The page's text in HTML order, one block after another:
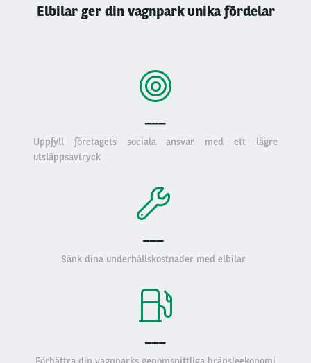
Elbilar ger din vagnpark unika fördelar
Uppfyll företagets sociala ansvar med ett lägre
utsläppsavtryck
Sänk dina underhållskostnader med elbilar